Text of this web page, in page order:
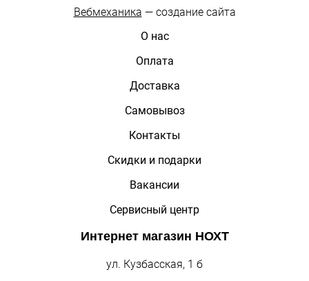
Вебмеханика — создание сайта
О нас
Оплата
Доставка
Самовывоз
Контакты
Скидки и подарки
Вакансии
Сервисный центр
Интернет магазин НОХТ
ул. Кузбасская, 1 б